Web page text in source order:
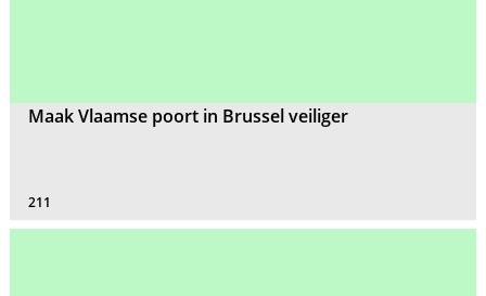
Maak Vlaamse poort in Brussel veiliger
211